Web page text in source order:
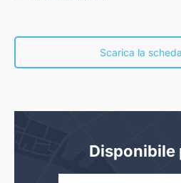
Scarica la
Disponibile